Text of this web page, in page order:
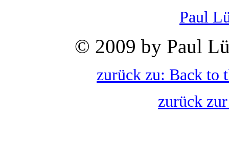
Paul
© 2009 by Paul
zurück zu: Back to
zurück